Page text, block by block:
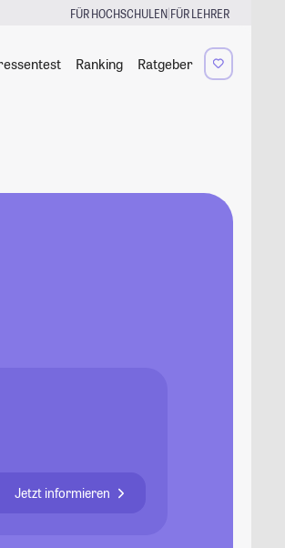
FÜR HOCHSCHULEN|FÜR LEHRER
Ranking Ratgeber
Jetzt informieren